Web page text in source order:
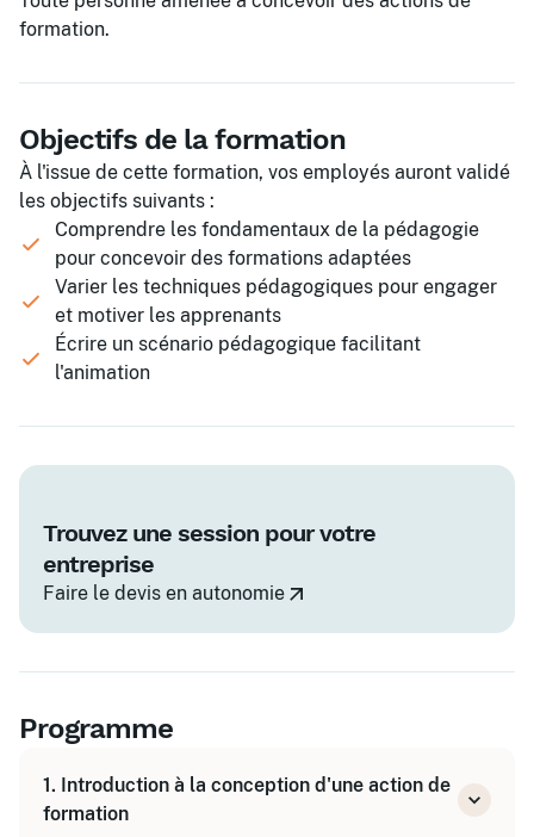
formation.
Objectifs de la formation
À l'issue de cette formation, vos employés auront validé
les objectifs suivants :
Comprendre les fondamentaux de la pédagogie
pour concevoir des formations adaptées
Varier les techniques pédagogiques pour engager
et motiver les apprenants
Écrire un scénario pédagogique facilitant
l'animation
Trouvez une session pour votre
entreprise
Faire le devis en autonomie
Programme
1. Introduction à la conception d'une action de
formation